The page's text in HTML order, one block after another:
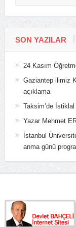
SON YAZILAR
24 Kasım
Gaziantep ilimiz
açıklama
Taksim’de
Yazar Mehmet
İstanbul
anma günü